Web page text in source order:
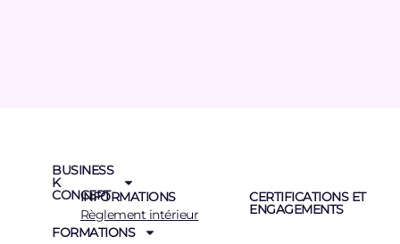
BUSINESS
K
CONCEPT
FORMATIONS
INFORMATIONS
Règlement intérieur
CERTIFICATIONS ET
ENGAGEMENTS